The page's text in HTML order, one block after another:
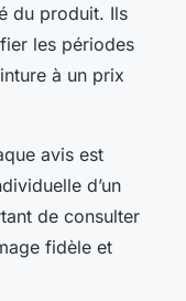
du produit. Ils
les périodes
à un prix
avis est
d’un
de consulter
fidèle et